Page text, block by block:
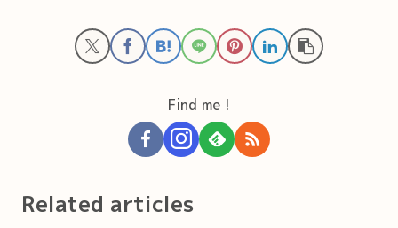
Find me !
Related articles